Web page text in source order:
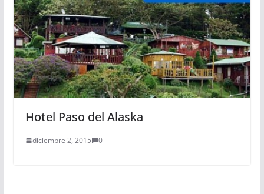
Hotel Paso del Alaska
diciembre 2, 2015 0